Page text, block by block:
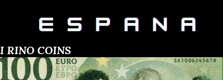
I RINO COINS